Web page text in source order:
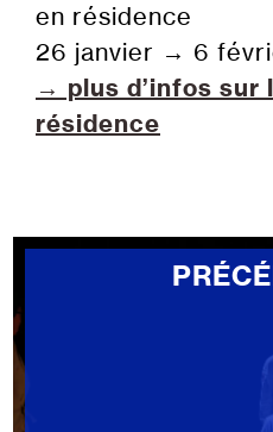
en résidence
26 janvier → 6
→ plus d’infos sur
résidence